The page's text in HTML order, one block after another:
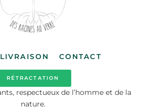
LIVRAISON CONTACT
RÉTRACTATION
respectueux de l’homme et de la
nature.